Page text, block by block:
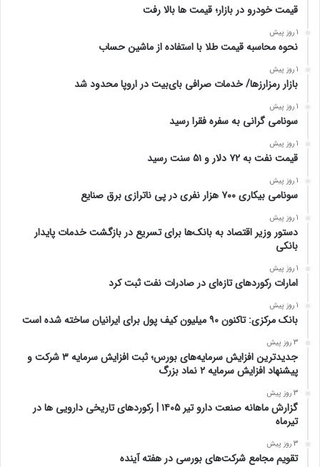
قیمت خودرو در بازار؛ قیمت ها بالا رفت
1 روز پیش
نحوه محاسبه قیمت طلا با استفاده از ماشین حساب
1 روز پیش
بازار رمزارزها/ خدمات صرافی بای‌بیت در اروپا محدود شد
1 روز پیش
سونامی گرانی به سفره فقرا رسید
1 روز پیش
قیمت نفت به ۷۲ دلار و ۵۱ سنت رسید
1 روز پیش
سونامی بیکاری ۷۰۰ هزار نفری در پی ناترازی برق صنایع
1 روز پیش
دستور وزیر اقتصاد به بانک‌ها برای تسریع در بازگشت خدمات پایدار
بانکی
1 روز پیش
امارات رکورد‌های تازه‌ای در صادرات نفت ثبت کرد
1 روز پیش
بانک مرکزی: تاکنون ۹۰ میلیون کیف پول برای ایرانیان ساخته شده است
3 روز پیش
جدیدترین افزایش سرمایه‌های بورس؛ ثبت افزایش سرمایه ۳ شرکت و
پیشنهاد افزایش سرمایه ۲ نماد بزرگ
3 روز پیش
گزارش ماهانه صنعت دارو تیر ۱۴۰۵ | رکوردهای تاریخی دارویی ها در
تیرماه
3 روز پیش
تقویم مجامع شرکت‌های بورسی در هفته آینده